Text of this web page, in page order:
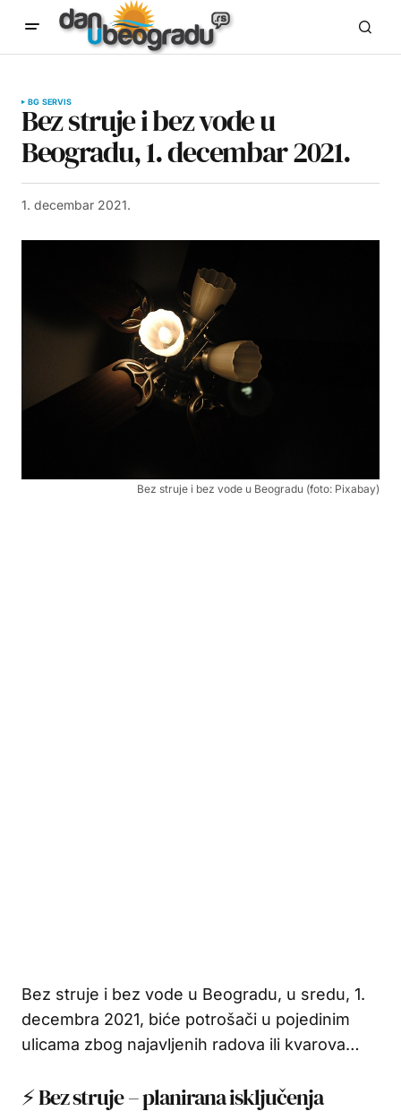
BG SERVIS
Bez struje i bez vode u
Beogradu, 1. decembar 2021.
1. decembar 2021.
Bez struje i bez vode u Beogradu (foto: Pixabay)
Bez struje i bez vode u Beogradu, u sredu, 1.
decembra 2021, biće potrošači u pojedinim
ulicama zbog najavljenih radova ili kvarova…
⚡ Bez struje – planirana isključenja